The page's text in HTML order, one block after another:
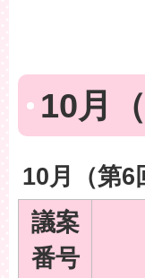
10月
10月（第6
議案
番号